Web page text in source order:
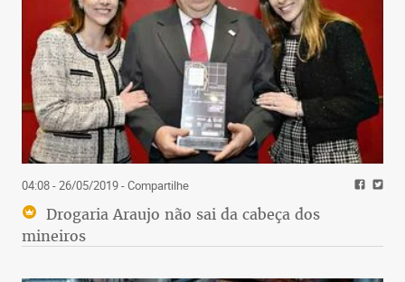
04:08 - 26/05/2019- Compartilhe
Drogaria Araujo não sai da cabeça dos
mineiros